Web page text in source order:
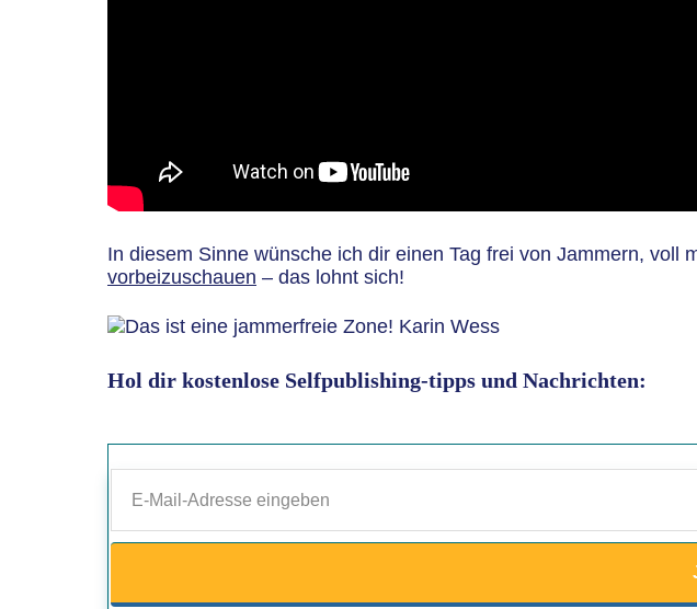
In diesem Sinne wünsche ich dir einen Tag frei von Jammern, voll
vorbeizuschauen – das lohnt sich!
Hol dir kostenlose Selfpublishing-tipps und Nachrichten: